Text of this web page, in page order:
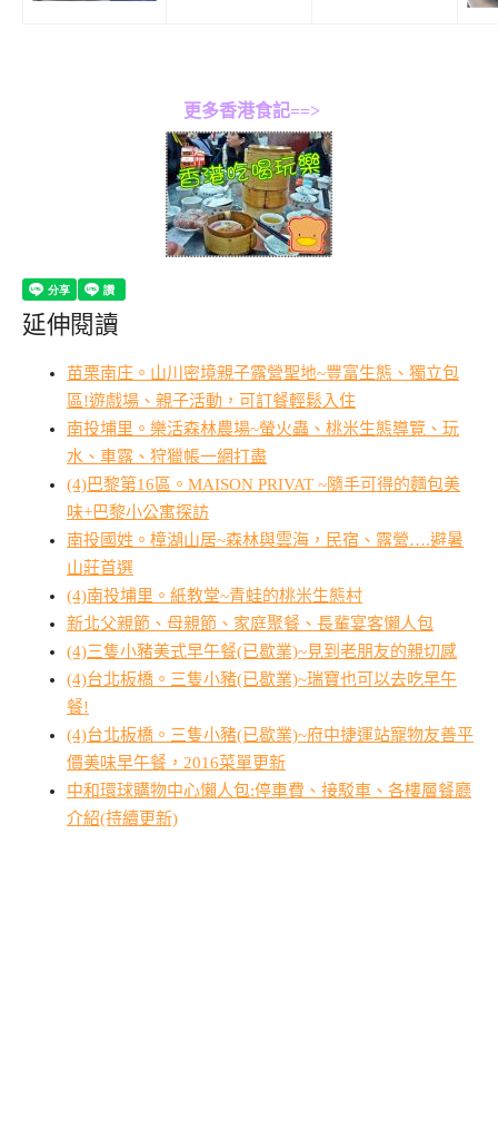
更多香港食記==>
延伸閱讀
苗栗南庄。山川密境親子露營聖地~豐富生態、獨立包
區!遊戲場、親子活動，可訂餐輕鬆入住
南投埔里。樂活森林農場~螢火蟲、桃米生態導覽、玩
水、車露、狩獵帳一網打盡
(4)巴黎第16區。MAISON PRIVAT ~隨手可得的麵包美
味+巴黎小公寓探訪
南投國姓。樟湖山居~森林與雲海，民宿、露營….避暑
山莊首選
(4)南投埔里。紙教堂~青蛙的桃米生態村
新北父親節、母親節、家庭聚餐、長輩宴客懶人包
(4)三隻小豬美式早午餐(已歇業)~見到老朋友的親切感
(4)台北板橋。三隻小豬(已歇業)~瑞寶也可以去吃早午
餐!
(4)台北板橋。三隻小豬(已歇業)~府中捷運站寵物友善平
價美味早午餐，2016菜單更新
中和環球購物中心懶人包:停車費、接駁車、各樓層餐廳
介紹(持續更新)